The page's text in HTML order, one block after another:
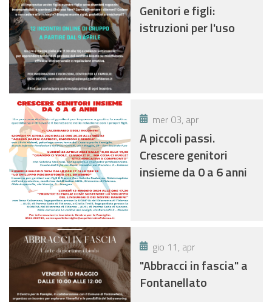
Genitori e figli:
istruzioni per l'uso
mer 03, apr
A piccoli passi.
Crescere genitori
insieme da 0 a 6 anni
gio 11, apr
"Abbracci in fascia" a
Fontanellato